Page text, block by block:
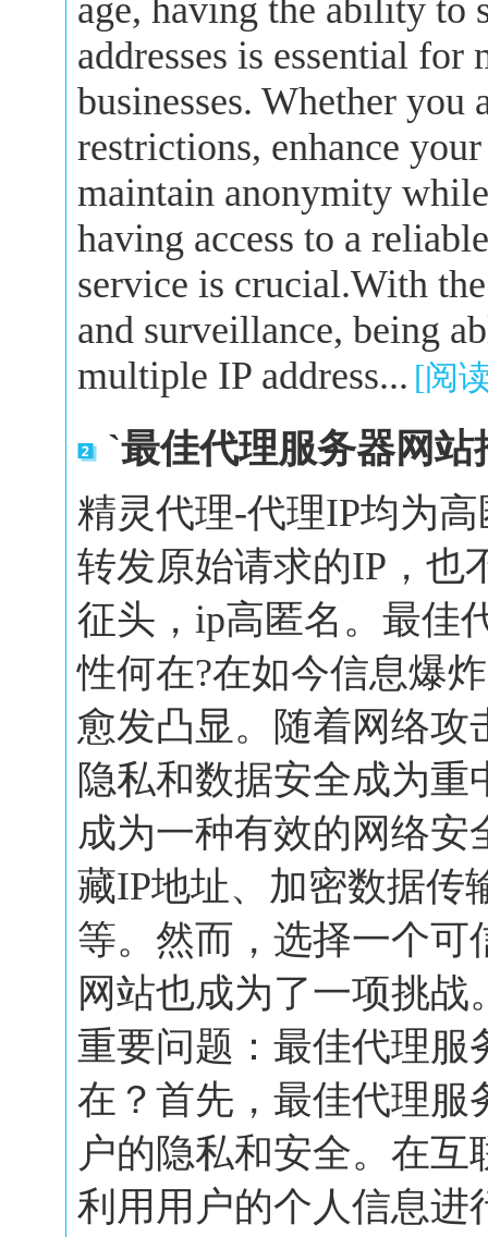
age, having the ability to
addresses is essential
businesses. Whether you
restrictions, enhance
maintain anonymity
having access to a
service is crucial.With
and surveillance, being
multiple IP address... [阅
`最佳代理服务器网
精灵代理-代理IP均为
转发原始请求的IP，也
征头，ip高匿名。最佳
性何在?在如今信息爆
愈发凸显。随着网络攻
隐私和数据安全成为
成为一种有效的网络
藏IP地址、加密数据传
等。然而，选择一个可
网站也成为了一项挑
重要问题：最佳代理服
在？首先，最佳代理服
户的隐私和安全。在
利用用户的个人信息进